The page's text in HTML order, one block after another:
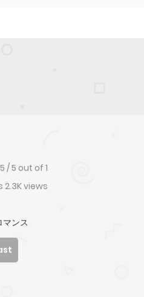
5 /5 out of 1
2.3K views
マンス